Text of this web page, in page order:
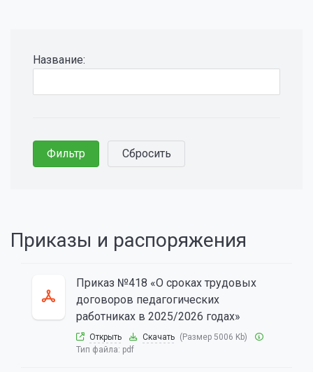
Название:
Приказы и распоряжения
Приказ №418 «О сроках трудовых
договоров педагогических
работниках в 2025/2026 годах»
Открыть Скачать (Размер 5006 Kb)
Тип файла: pdf